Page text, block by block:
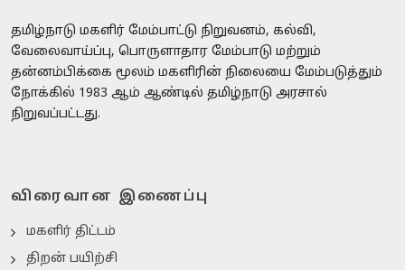
தமிழ்நாடு மகளிர் மேம்பாட்டு நிறுவனம், கல்வி,
வேலைவாய்ப்பு, பொருளாதார மேம்பாடு மற்றும்
தன்னம்பிக்கை மூலம் மகளிரின் நிலையை மேம்படுத்தும்
நோக்கில் 1983 ஆம் ஆண்டில் தமிழ்நாடு அரசால்
நிறுவப்பட்டது.
விரைவான இணைப்பு
மகளிர் திட்டம்
திறன் பயிற்சி